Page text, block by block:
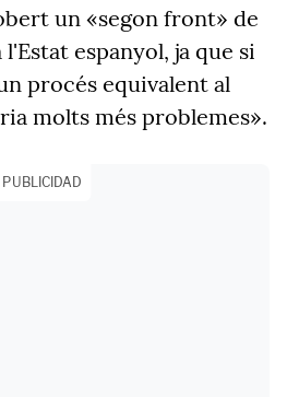
un «segon front» de
espanyol, ja que si
procés equivalent al
molts més problemes».
PUBLICIDAD